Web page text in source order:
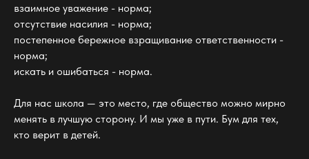
взаимное уважение - норма;
отсутствие насилия - норма;
постепенное бережное взращивание ответственности -
норма;
искать и ошибаться - норма.
Для нас школа — это место, где общество можно мирно
менять в лучшую сторону. И мы уже в пути. Бум для тех,
кто верит в детей.